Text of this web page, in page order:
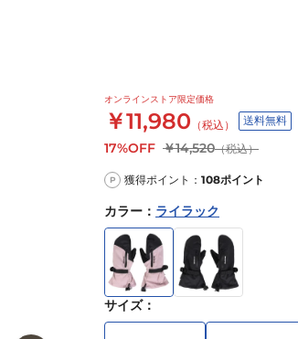
オンラインストア限定価格
￥11,980 （税込） 送料無料
17%OFF ￥14,520（税込）
P 獲得ポイント： 108ポイント
カラー ： ライラック
サイズ：